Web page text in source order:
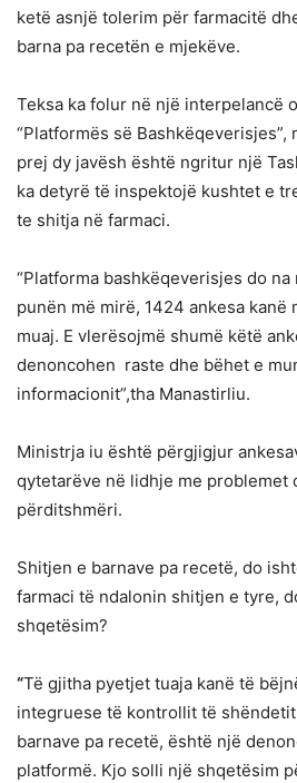
ketë asnjë tolerim për farmacitë
barna pa recetën e mjekëve.
Teksa ka folur në një interpelancë
“Platformës së
prej dy javësh është ngritur një
ka detyrë të inspektojë kushtet e
te shitja në farmaci.
“Platforma bashkëqeverisjes do
punën më mirë, 1424 ankesa kanë
muaj. E vlerësojmë shumë këtë
denoncohen raste dhe bëhet e
informacionit”,tha Manastirliu.
Ministrja iu është përgjigjur
qytetarëve në lidhje me problemet
përditshmëri.
Shitjen e barnave pa recetë, do
farmaci të ndalonin shitjen e tyre,
shqetësim?
“Të gjitha pyetjet tuaja kanë të
integruese të kontrollit të
barnave pa recetë, është një
platformë. Kjo solli një shqetësim